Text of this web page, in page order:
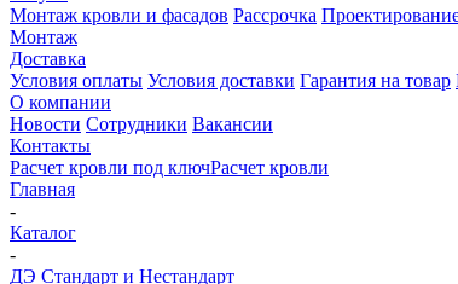
Монтаж кровли и фасадов Рассрочка
Монтаж
Доставка
Условия оплаты Условия доставки Гарантия на товар
О компании
Новости Сотрудники Вакансии
Контакты
Расчет кровли под ключРасчет кровли
Главная
-
Каталог
-
ДЭ Стандарт и Нестандарт